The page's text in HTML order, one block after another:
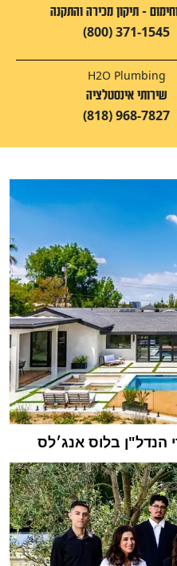
- תיקון מכירה והתקנה
(800) 371-1545
H2O Plumbing
שירותי אינסטלציה
(818) 968-7827
הנדל"ן בלוס אנג׳לס